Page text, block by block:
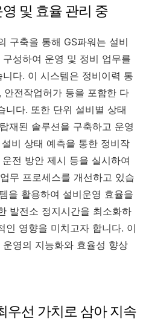
및 효율 관리 중
구축을 통해 GS파워는 설비
성하여 운영 및 정비 업무를
다. 이 시스템은 정비이력 통
전작업허가 등을 포함한 다
니다. 또한 단위 설비별 상태
재된 솔루션을 구축하고 운영
비 상태 예측을 통한 정비작
전 방안 제시 등을 실시하여
무 프로세스를 개선하고 있습
을 활용하여 설비운영 효율을
발전소 정지시간을 최소화하
인 영향을 미치고자 합니다. 이
영의 지능화와 효율성 향상
우선 가치로 삼아 지속